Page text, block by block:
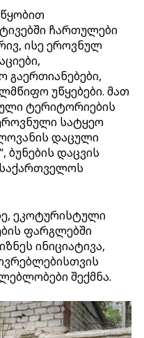
ჩართულები
ისე ეროვნულ
გაერთიანებები,
უწყებები. მათ
ტერიტორიების
სატყეო
დაცული
ბუნების დაცვის
საქართველოს
ეკოტურისტული
ფარგლებში
ინიციატივა,
შექმნა.